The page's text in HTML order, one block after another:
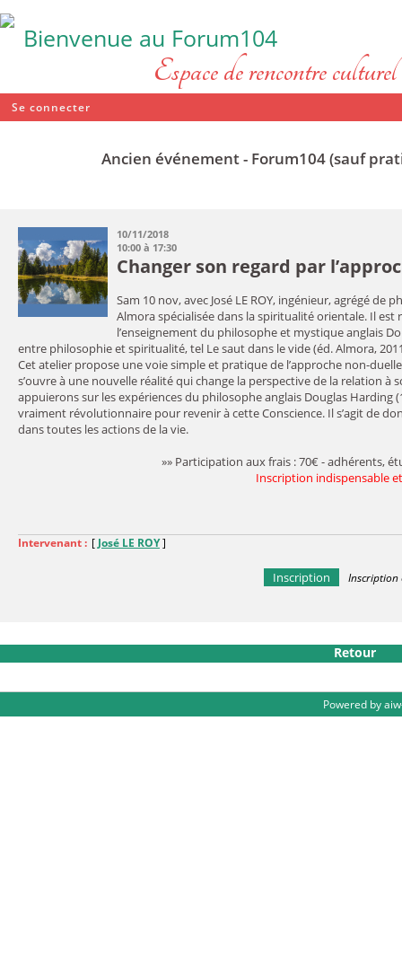
Bienvenue au Forum104
Espace de rencontre
Se connecter
Ancien événement - Forum104 (sauf
10/11/2018
10:00 à 17:30
Changer son regard par
Sam 10 nov, avec José LE ROY, ingénieur, agrégé
Almora spécialisée dans la spiritualité orientale. Il
l’enseignement du philosophe et mystique anglais
entre philosophie et spiritualité, tel Le saut dans le vide (éd. Almora,
Cet atelier propose une voie simple et pratique de l’approche non-
s’ouvre à une nouvelle réalité qui change la perspective de la relation à
appuierons sur les expériences du philosophe anglais Douglas
vraiment révolutionnaire pour revenir à cette Conscience. Il s’agit de
dans toutes les actions de la vie.
»» Participation aux frais : 70€ - adhérents,
Inscription indispensable
Intervenant : [ José LE ROY]
Retour
Powered by